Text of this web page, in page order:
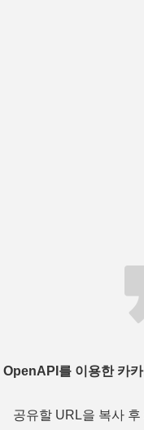
OpenAPI를 이용한 카
공유할 URL을 복사